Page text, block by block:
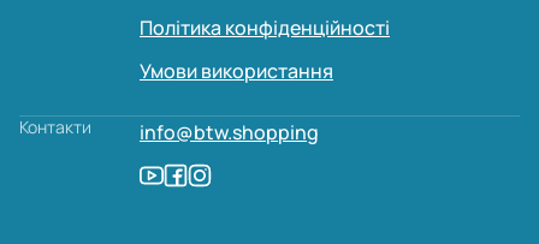
Політика конфіденційності
Умови використання
Контакти info@btw.shopping